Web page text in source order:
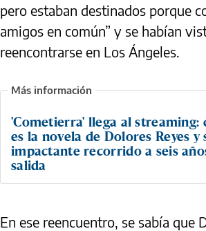
pero estaban destinados porque
amigos en común” y se habían
reencontrarse en Los Ángeles.
'Cometierra' llega al streaming:
es la novela de Dolores Reyes y
impactante recorrido a seis
salida
En ese reencuentro, se sabía que